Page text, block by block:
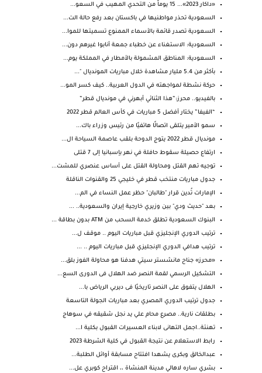
«داكار 2023»... 15 يوماً من التحدي المهيب في السعو...
السعودية تحذر مواطنيها في باكستان بعد رفع حالة الت...
السعودية تصدر قائمة بالأسماء الممنوع تسميتها للموا...
السعودية: الاستغناء عن خطباء جمعة أنابوا غيرهم دون...
السعودية: المناطق المشمولة بالأمطار في المملكة يوم...
بأكثر من 5.4 مليار مشاهدة خلال مباريات المونديال "...
حركة نشطة لمواجهته في الدول العربية.. كيف كسر المو...
بالفيديو.. محرز:”هذا الثنائي أبهرني في مونديال قطر”
“الفيفا” يختار أفضل 5 مباريات في كأس العالم قطر 2022
سمو الأمير يتلقى اتصالًا هاتفيًا من رئيس وزراء باك...
مونديال قطر 2022 يتوج الدوحة بلقب عاصمة السياحة ال...
ارتفاع حصيلة سقوط حافلة في نهر بإسبانيا إلى 7 قتلى
توجيه تهم القتل ومحاولة القتل على أساس عنصري للمشت...
جدول مباريات منتخب قطر في خليجي 25 والقنوات الناقلة
الإمارات تُدين قرار "طالبان" حظر عمل النساء في الم...
بعد "حديث ودي" بين وزيري خارجية إيران والسعودية.. ...
البنوك السعودية تطلق خدمة السحب من ATM بدون بطاقة ...
ترتيب الدوري الإنجليزي قبل مباريات اليوم .. موقف ل...
ترتيب هدافي الدوري الإنجليزي قبل مباريات اليوم .. ...
«محرز» جناح مانشستر سيتي هدفنا هو محاولة الفوز بلق...
التشكيل الرسمي لقمة النصر ضد الهلال فى الدورى السع...
الهلال يتفوق على النصر تاريخيًا فى ديربي الرياض با...
جدول ترتيب الدوري المصري بعد مباريات الجولة التاسعة
بطلقات نارية.. مصرع محام علي يد نجل شقيقه في سوهاج
تهنئة..اجمل التهانى لابناء العسيرات القبول بكلية ا...
رابط الاستعلام عن نتيجة القبول في كلية الشرطة 2023
عبدالخالق وبكرى يشهدا افتتاح مسابقة أوائل الطلبة...
بشري ساره لاهالي مدينة المنشاة ،، اقتراح كوبري عل...